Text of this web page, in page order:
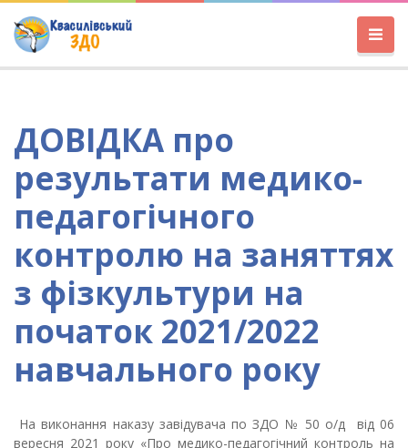
ДОВІДКА про
результати медико-
педагогічного
контролю на заняттях
з фізкультури на
початок 2021/2022
навчального року
На виконання наказу завідувача по ЗДО № 50 о/д від 06
вересня 2021 року «Про медико-педагогічний контроль на